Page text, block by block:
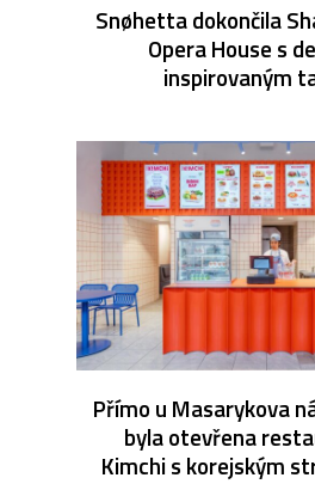
Snøhetta dokončila
Opera House s
inspirovaným
Přímo u Masarykova
byla otevřena
Kimchi s korejským